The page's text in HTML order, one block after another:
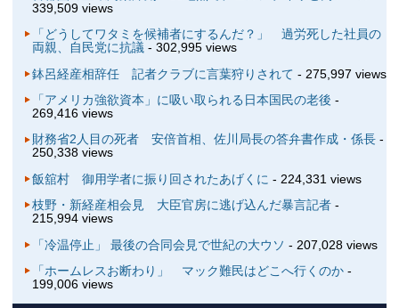
339,509 views
「どうしてワタミを候補者にするんだ？」 過労死した社員の
両親、自民党に抗議- 302,995 views
鉢呂経産相辞任 記者クラブに言葉狩りされて - 275,997 views
「アメリカ強欲資本」に吸い取られる日本国民の老後 -
269,416 views
財務省2人目の死者 安倍首相、佐川局長の答弁書作成・係長-
250,338 views
飯舘村 御用学者に振り回されたあげくに - 224,331 views
枝野・新経産相会見 大臣官房に逃げ込んだ暴言記者-
215,994 views
「冷温停止」 最後の合同会見で世紀の大ウソ - 207,028 views
「ホームレスお断わり」 マック難民はどこへ行くのか-
199,006 views